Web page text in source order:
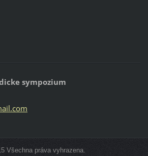
sympozium
ail.com
Všechna práva vyhrazena.